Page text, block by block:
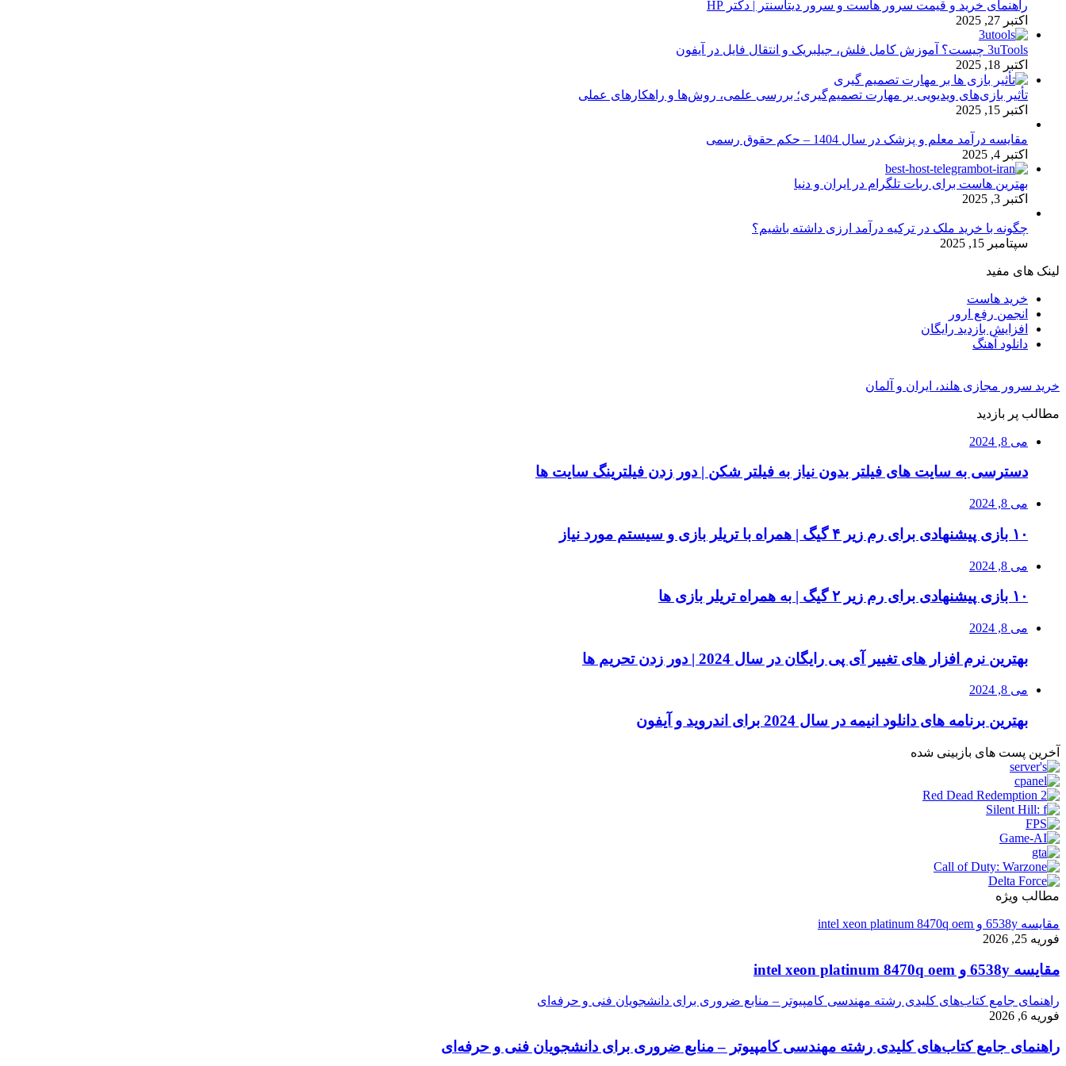
راهنمای خرید و قیمت سرور هاست و سرور دیتاسنتر | دکتر HP
اکتبر 27, 2025
3uTools چیست؟ آموزش کامل فلش، جیلبریک و انتقال فایل در آیفون
اکتبر 18, 2025
تأثیر بازی‌های ویدیویی بر مهارت تصمیم‌گیری؛ بررسی علمی، روش‌ها و راهکارهای عملی
اکتبر 15, 2025
مقایسه درآمد معلم و پزشک در سال 1404 – حکم حقوق رسمی
اکتبر 4, 2025
بهترین هاست برای ربات تلگرام در ایران و دنیا
اکتبر 3, 2025
چگونه با خرید ملک در ترکیه درآمد ارزی داشته باشیم؟
سپتامبر 15, 2025
لینک های مفید
خرید هاست
انجمن رفع ارور
افزایش بازدید رایگان
دانلود آهنگ
خرید سرور مجازی هلند، ایران و آلمان
مطالب پر بازدید
می 8, 2024
دسترسی به سایت های فیلتر بدون نیاز به فیلتر شکن | دور زدن فیلترینگ سایت ها
می 8, 2024
۱۰ بازی پیشنهادی برای رم زیر ۴ گیگ | همراه با تریلر بازی و سیستم مورد نیاز
می 8, 2024
۱۰ بازی پیشنهادی برای رم زیر ۲ گیگ | به همراه تریلر بازی ها
می 8, 2024
بهترین نرم افزار های تغییر آی پی رایگان در سال 2024 | دور زدن تحریم ها
می 8, 2024
بهترین برنامه های دانلود انیمه در سال 2024 برای اندروید و آیفون
آخرین پست های بازبینی شده
مطالب ویژه
مقایسه 6538y و intel xeon platinum 8470q oem
فوریه 25, 2026
مقایسه 6538y و intel xeon platinum 8470q oem
راهنمای جامع کتاب‌های کلیدی رشته مهندسی کامپیوتر – منابع ضروری برای دانشجویان فنی و حرفه‌ای
فوریه 6, 2026
راهنمای جامع کتاب‌های کلیدی رشته مهندسی کامپیوتر – منابع ضروری برای دانشجویان فنی و حرفه‌ای